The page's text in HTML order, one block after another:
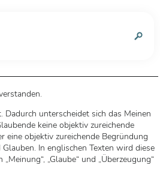
unterscheidet sich das Meinen
keine objektiv zureichende
objektiv zureichende Begründung
In englischen Texten wird diese
„Glaube“ und „Überzeugung“